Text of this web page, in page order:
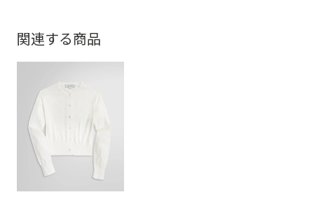
関連する商品